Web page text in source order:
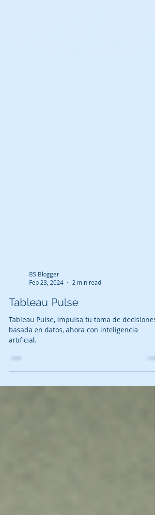
Feb 23, 2024
2 min read
Tableau Pulse
Tableau Pulse, impulsa tu toma de decisiones
artificial.